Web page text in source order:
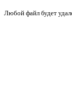
Любой файл будет